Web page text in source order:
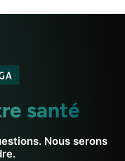
santé
Nous serons